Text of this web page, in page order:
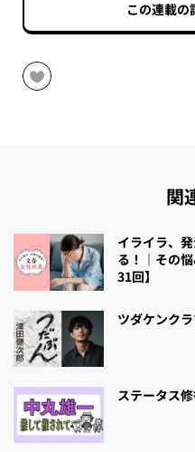
この連載の
関
イライラ、
る！｜その
31回】
ツダケンクラ
ステータス修